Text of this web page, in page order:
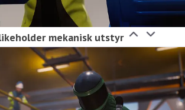
mekanisk utstyr